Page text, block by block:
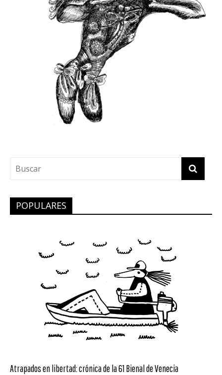
POPULARES
Atrapados en libertad: crónica de la 61 Bienal de Venecia